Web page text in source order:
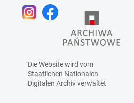
Die Website wird vom
Staatlichen Nationalen
Digitalen Archivverwaltet